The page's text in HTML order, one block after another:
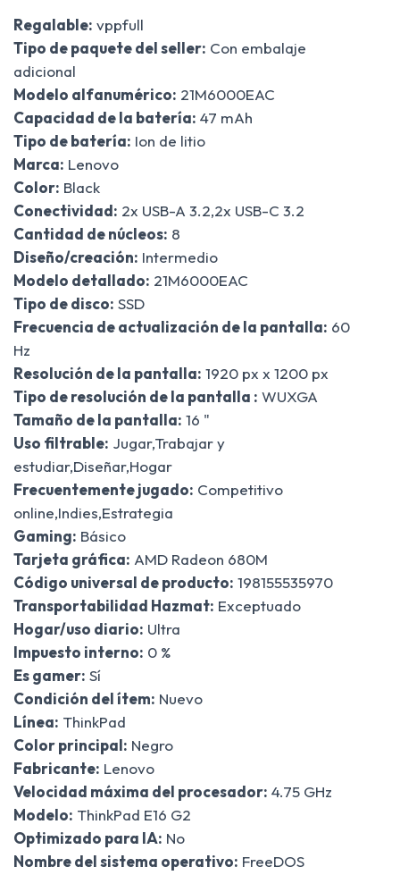
Regalable: vppfull
Tipo de paquete del seller: Con embalaje
adicional
Modelo alfanumérico: 21M6000EAC
Capacidad de la batería: 47 mAh
Tipo de batería: Ion de litio
Marca: Lenovo
Color: Black
Conectividad: 2x USB-A 3.2,2x USB-C 3.2
Cantidad de núcleos: 8
Diseño/creación: Intermedio
Modelo detallado: 21M6000EAC
Tipo de disco: SSD
Frecuencia de actualización de la pantalla: 60
Hz
Resolución de la pantalla: 1920 px x 1200 px
Tipo de resolución de la pantalla : WUXGA
Tamaño de la pantalla: 16 "
Uso filtrable: Jugar,Trabajar y
estudiar,Diseñar,Hogar
Frecuentemente jugado: Competitivo
online,Indies,Estrategia
Gaming: Básico
Tarjeta gráfica: AMD Radeon 680M
Código universal de producto: 198155535970
Transportabilidad Hazmat: Exceptuado
Hogar/uso diario: Ultra
Impuesto interno: 0 %
Es gamer: Sí
Condición del ítem: Nuevo
Línea: ThinkPad
Color principal: Negro
Fabricante: Lenovo
Velocidad máxima del procesador: 4.75 GHz
Modelo: ThinkPad E16 G2
Optimizado para IA: No
Nombre del sistema operativo: FreeDOS